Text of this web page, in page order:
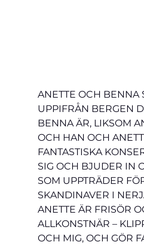
ANETTE OCH BENNA
UPPIFRÅN BERGEN
BENNA ÄR, LIKSOM
OCH HAN OCH
FANTASTISKA
SIG OCH BJUDER IN
SOM UPPTRÄDER
SKANDINAVER I
ANETTE ÄR FRISÖR
ALLKONSTNÄR –
OCH MIG, OCH GÖR